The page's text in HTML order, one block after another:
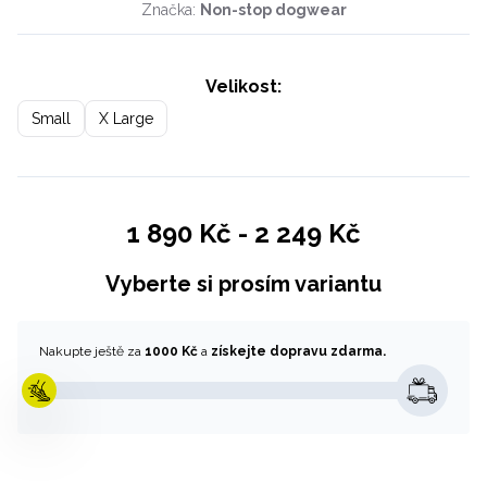
Značka: Non-stop dogwear
Velikost:
Small X Large
1 890 Kč - 2 249 Kč
Vyberte si prosím variantu
Nakupte ještě za 1000 Kč a získejte dopravu zdarma.